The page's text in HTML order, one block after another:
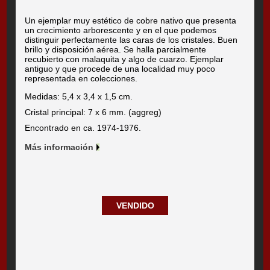
Un ejemplar muy estético de cobre nativo que presenta
un crecimiento arborescente y en el que podemos
distinguir perfectamente las caras de los cristales. Buen
brillo y disposición aérea. Se halla parcialmente
recubierto con malaquita y algo de cuarzo. Ejemplar
antiguo y que procede de una localidad muy poco
representada en colecciones.
Medidas: 5,4 x 3,4 x 1,5 cm.
Cristal principal: 7 x 6 mm. (aggreg)
Encontrado en ca. 1974-1976.
Más información
VENDIDO